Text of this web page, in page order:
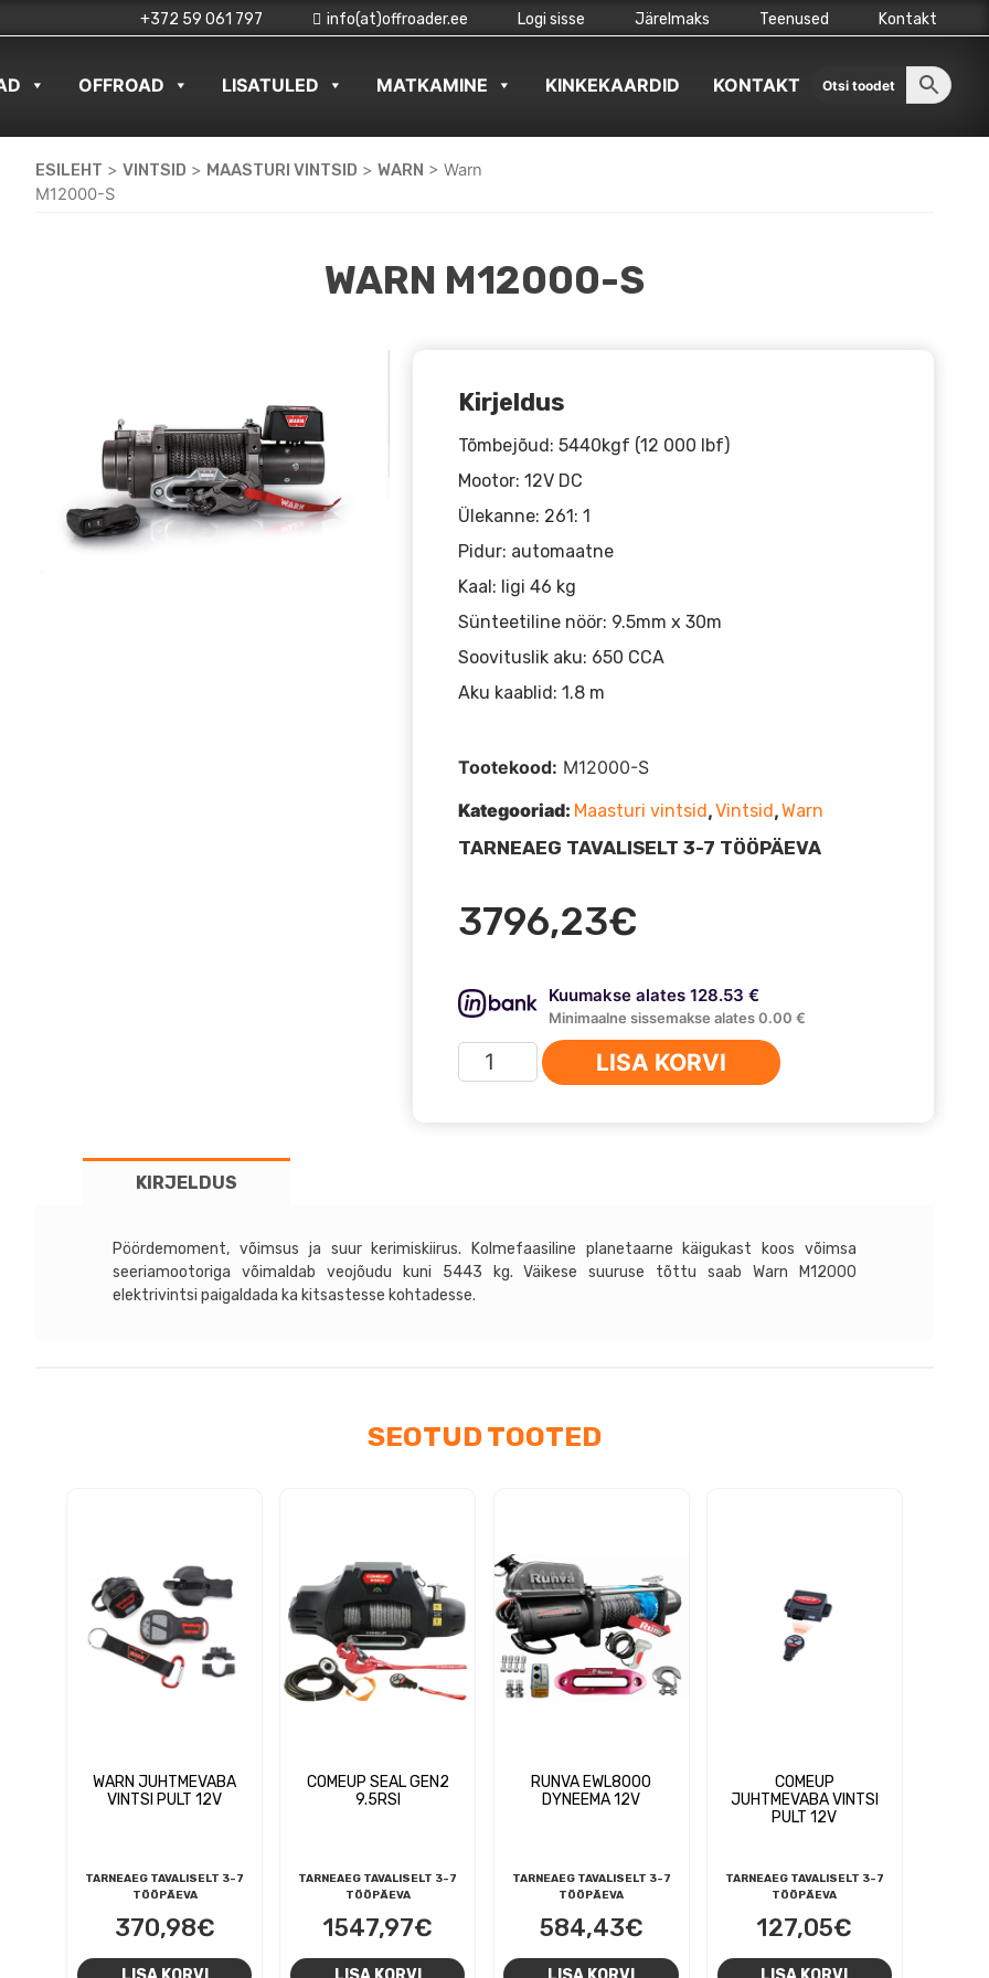
+372 59 061 797 info(at)offroader.ee Logi sisse Järelmaks Teenused Kontakt
OFFROAD LISATULED MATKAMINE KINKEKAARDID KONTAKT
ESILEHT >VINTSID > MAASTURI VINTSID >WARN >Warn
M12000-S
WARN M12000-S
3796,23€
Kirjeldus
Tõmbejõud: 5440kgf (12 000 lbf)
Mootor: 12V DC
Ülekanne: 261: 1
Pidur: automaatne
Kaal: ligi 46 kg
Sünteetiline nöör: 9.5mm x 30m
Soovituslik aku: 650 CCA
Aku kaablid: 1.8 m
Kuumakse alates 128.53 €
Minimaalne sissemakse alates 0.00 €
Warn
M12000-
LISA KORVI
Tootekood: M12000-S
Kategooriad: Maasturi vintsid ,Vintsid ,Warn
TARNEAEG TAVALISELT 3-7 TÖÖPÄEVA
KIRJELDUS
Pöördemoment, võimsus ja suur kerimiskiirus. Kolmefaasiline planetaarne käigukast koos võimsa
seeriamootoriga võimaldab veojõudu kuni 5443 kg. Väikese suuruse tõttu saab Warn M12000
elektrivintsi paigaldada ka kitsastesse kohtadesse.
SEOTUD TOOTED
WARN JUHTMEVABA
VINTSI PULT 12V
TARNEAEG TAVALISELT 3-7
TÖÖPÄEVA
370,98€
COMEUP SEAL GEN2
9.5RSI
TARNEAEG TAVALISELT 3-7
TÖÖPÄEVA
1547,97€
RUNVA EWL8000
DYNEEMA 12V
TARNEAEG TAVALISELT 3-7
TÖÖPÄEVA
584,43€
COMEUP
JUHTMEVABA VINTSI
PULT 12V
TARNEAEG TAVALISELT 3-7
TÖÖPÄEVA
127,05€